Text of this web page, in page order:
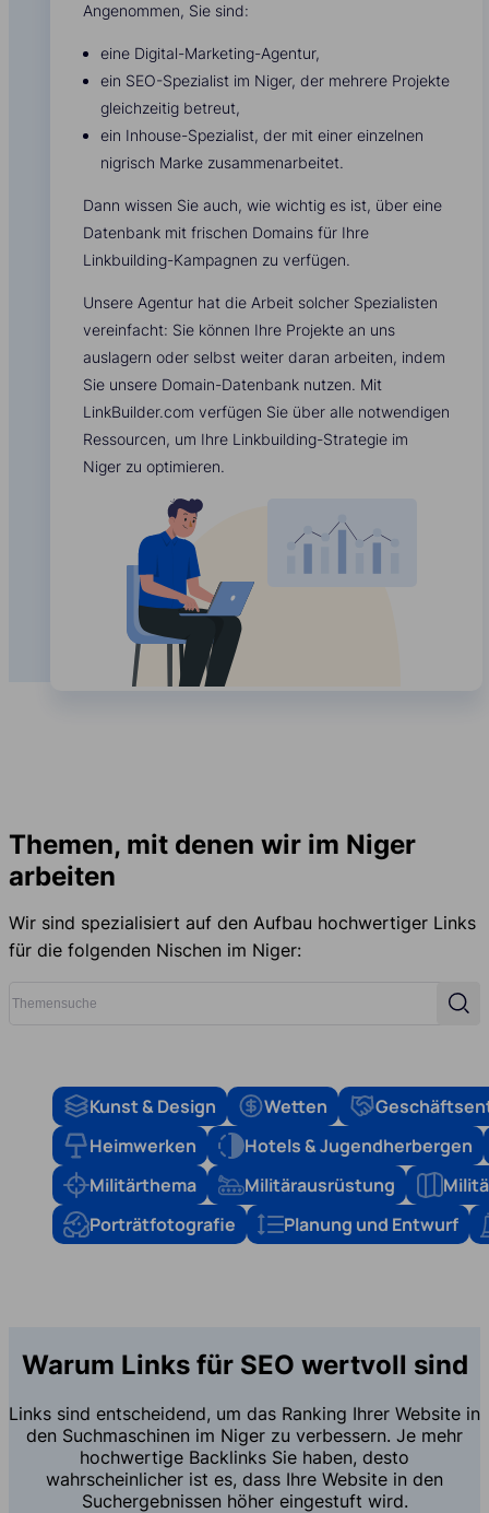
Angenommen, Sie sind:
eine Digital-Marketing-Agentur,
ein SEO-Spezialist im Niger, der mehrere Projekte
gleichzeitig betreut,
ein Inhouse-Spezialist, der mit einer einzelnen
nigrisch Marke zusammenarbeitet.
Dann wissen Sie auch, wie wichtig es ist, über eine
Datenbank mit frischen Domains für Ihre
Linkbuilding-Kampagnen zu verfügen.
Unsere Agentur hat die Arbeit solcher Spezialisten
vereinfacht: Sie können Ihre Projekte an uns
auslagern oder selbst weiter daran arbeiten, indem
Sie unsere Domain-Datenbank nutzen. Mit
LinkBuilder.com verfügen Sie über alle notwendigen
Ressourcen, um Ihre Linkbuilding-Strategie im
Niger zu optimieren.
Themen, mit denen wir im Niger
arbeiten
Wir sind spezialisiert auf den Aufbau hochwertiger Links
für die folgenden Nischen im Niger:
Kunst & Design Wetten
Heimwerken
Hotels & Jugendherbergen
Militärthema
Militärausrüstung
Porträtfotografie
Planung und Entwurf
Warum Links für SEO wertvoll sind
Links sind entscheidend, um das Ranking Ihrer Website in
den Suchmaschinen im Niger zu verbessern. Je mehr
hochwertige Backlinks Sie haben, desto
wahrscheinlicher ist es, dass Ihre Website in den
Suchergebnissen höher eingestuft wird.